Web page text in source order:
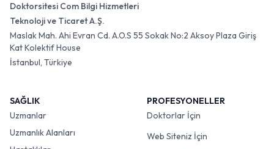
Doktorsitesi Com Bilgi Hizmetleri
Teknoloji ve Ticaret A.Ş.
Maslak Mah. Ahi Evran Cd. A.O.S 55 Sokak No:2 Aksoy Plaza Giriş
Kat Kolektif House
İstanbul, Türkiye
SAĞLIK
Uzmanlar
Uzmanlık Alanları
PROFESYONELLER
Doktorlar İçin
Web Siteniz İçin